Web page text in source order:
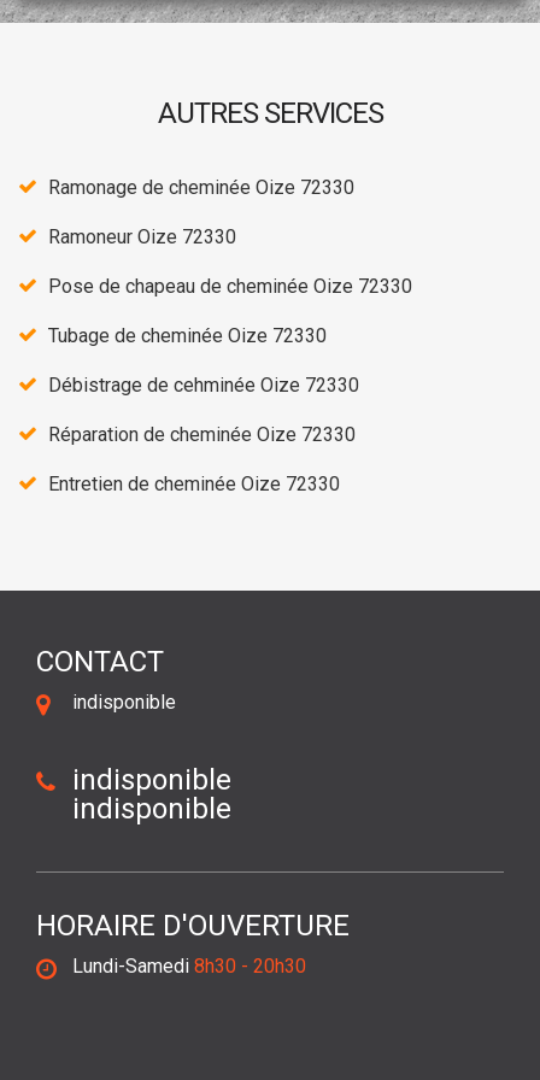
AUTRES SERVICES
Ramonage de cheminée Oize 72330
Ramoneur Oize 72330
Pose de chapeau de cheminée Oize 72330
Tubage de cheminée Oize 72330
Débistrage de cehminée Oize 72330
Réparation de cheminée Oize 72330
Entretien de cheminée Oize 72330
CONTACT
indisponible
indisponible
indisponible
HORAIRE D'OUVERTURE
Lundi-Samedi 8h30 - 20h30